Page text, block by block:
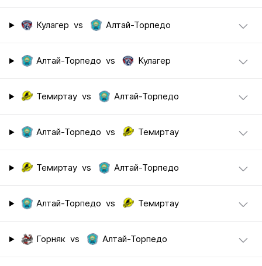
Кулагер vs Алтай-Торпедо
Алтай-Торпедо vs Кулагер
Темиртау vs Алтай-Торпедо
Алтай-Торпедо vs Темиртау
Темиртау vs Алтай-Торпедо
Алтай-Торпедо vs Темиртау
Горняк vs Алтай-Торпедо